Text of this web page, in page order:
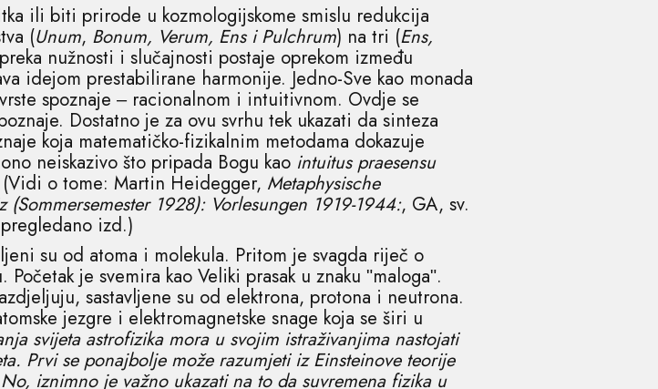
ili biti prirode u kozmologijskome smislu redukcija
(Unum, Bonum, Verum, Ens i Pulchrum) na tri (Ens,
nužnosti i slučajnosti postaje oprekom između
idejom prestabilirane harmonije. Jedno-Sve kao monada
spoznaje ‒ racionalnom i intuitivnom. Ovdje se
Dostatno je za ovu svrhu tek ukazati da sinteza
koja matematičko-fizikalnim metodama dokazuje
neiskazivo što pripada Bogu kao intuitus praesensu
o tome: Martin Heidegger, Metaphysische
1928): Vorlesungen 1919-1944:, GA, sv.
izd.)
su od atoma i molekula. Pritom je svagda riječ o
je svemira kao Veliki prasak u znaku ʺmalogaʺ.
sastavljene su od elektrona, protona i neutrona.
jezgre i elektromagnetske snage koja se širi u
svijeta astrofizika mora u svojim istraživanjima nastojati
Prvi se ponajbolje može razumjeti iz Einsteinove teorije
iznimno je važno ukazati na to da suvremena fizika u